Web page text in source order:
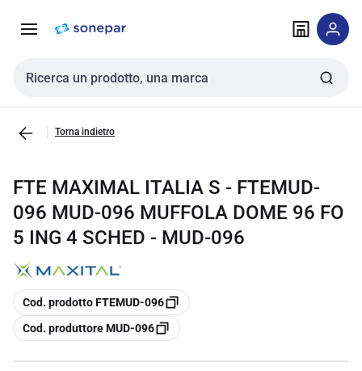
navigazione alla
Cerca input
Torna indietro
FTE MAXIMAL ITALIA S - FTEMUD-
096 MUD-096 MUFFOLA DOME 96 FO
5 ING 4 SCHED - MUD-096
copia
Cod. prodotto FTEMUD-096
copia
Cod. produttore MUD-096